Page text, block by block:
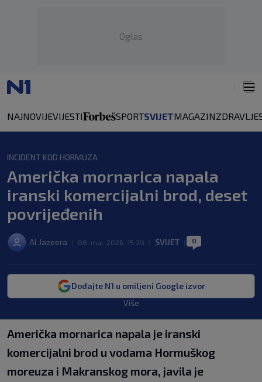
Oglas
NAJNOVIJEVIJESTI SPORTSVIJETMAGAZINZDRAVLJE
INCIDENT KOD HORMUZA
Američka mornarica napala
iranski komercijalni brod, deset
povrijeđenih
Al Jazeera 08. maj. 2026. 15:20 SVIJET 0
Dodajte N1 u omiljeni Google izvor
Više
Američka mornarica napala je iranski
komercijalni brod u vodama Hormuškog
moreuza i Makranskog mora, javila je